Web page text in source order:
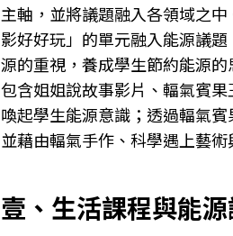
主軸，並將議題融入各領域之
影好好玩」的單元融入能源議
源的重視，養成學生節約能源
包含姐姐說故事影片、輻氣賓
喚起學生能源意識；透過輻氣
並藉由輻氣手作、科學遇上藝
壹、生活課程與能